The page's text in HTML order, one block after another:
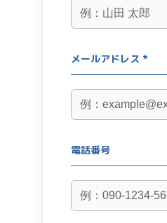
メールアドレス *
電話番号